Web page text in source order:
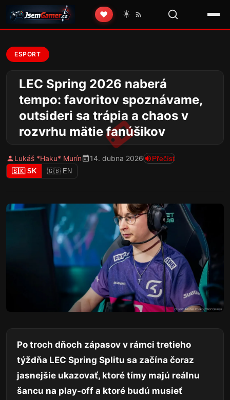
❤️ ☀️
ESPORT
LEC Spring 2026 naberá
tempo: favoritov spoznávame,
outsideri sa trápia a chaos v
rozvrhu mätie fanúšikov
Lukáš *Haku* Murín 14. dubna 2026 Přečíst
🇸🇰 SK 🇬🇧 EN
Po troch dňoch zápasov v rámci tretieho
týždňa LEC Spring Splitu sa začína čoraz
jasnejšie ukazovať, ktoré tímy majú reálnu
šancu na play-off a ktoré budú musieť